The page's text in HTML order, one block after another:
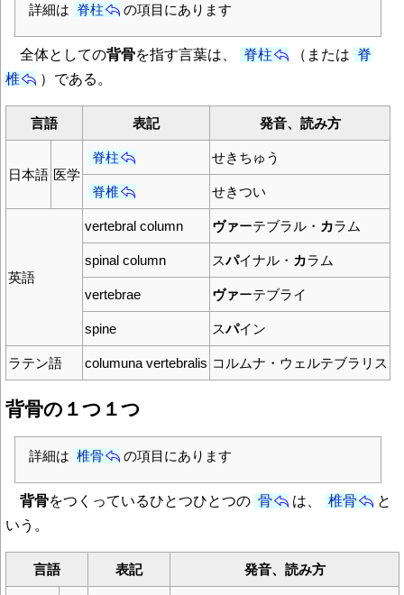
詳細は 脊柱 の項目にあります
全体としての背骨を指す言葉は、 脊柱 （または 脊
椎
）である。
言語 表記 発音、読み方
日本語 医学
脊柱 せきちゅう
脊椎 せきつい
英語
vertebral column ヴァーテブラル・ カラム
spinal column スパイナル・ カラム
vertebrae ヴァーテブライ
spine スパイン
ラテン語 columuna vertebralis コルムナ・ウェルテブラリス
背骨の１つ１つ
詳細は 椎骨 の項目にあります
背骨をつくっているひとつひとつの 骨 は、 椎骨
と
いう。
言語 表記 発音、読み方